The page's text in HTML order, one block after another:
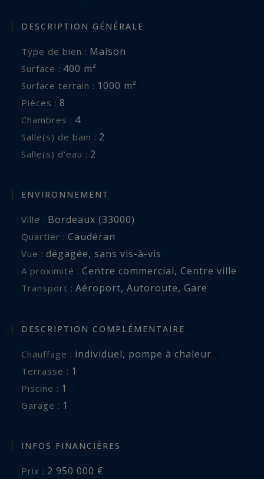
DESCRIPTION GÉNÉRALE
Type de bien : Maison
Surface : 400 m²
Surface terrain : 1000 m²
Pièces : 8
Chambres : 4
Salle(s) de bain : 2
Salle(s) d'eau : 2
ENVIRONNEMENT
Ville : Bordeaux (33000)
Quartier : Caudéran
Vue : dégagée, sans vis-à-vis
A proximité : Centre commercial, Centre ville
Transport : Aéroport, Autoroute, Gare
DESCRIPTION COMPLÉMENTAIRE
Chauffage : individuel, pompe à chaleur
terrasse : 1
piscine : 1
garage : 1
INFOS FINANCIÈRES
Prix : 2 950 000 €